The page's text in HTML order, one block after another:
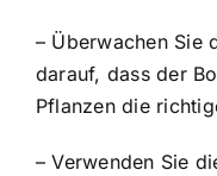
– Überwachen Sie
darauf, dass der
Pflanzen die
– Verwenden Sie